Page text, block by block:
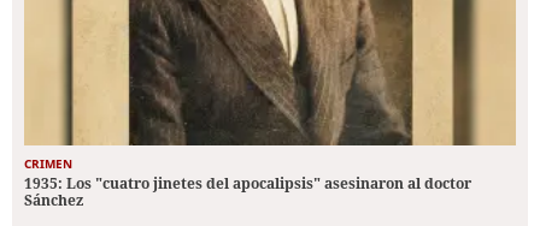
CRIMEN
1935: Los "cuatro jinetes del apocalipsis" asesinaron al doctor
Sánchez